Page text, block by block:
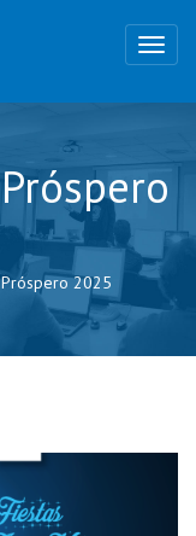
2025